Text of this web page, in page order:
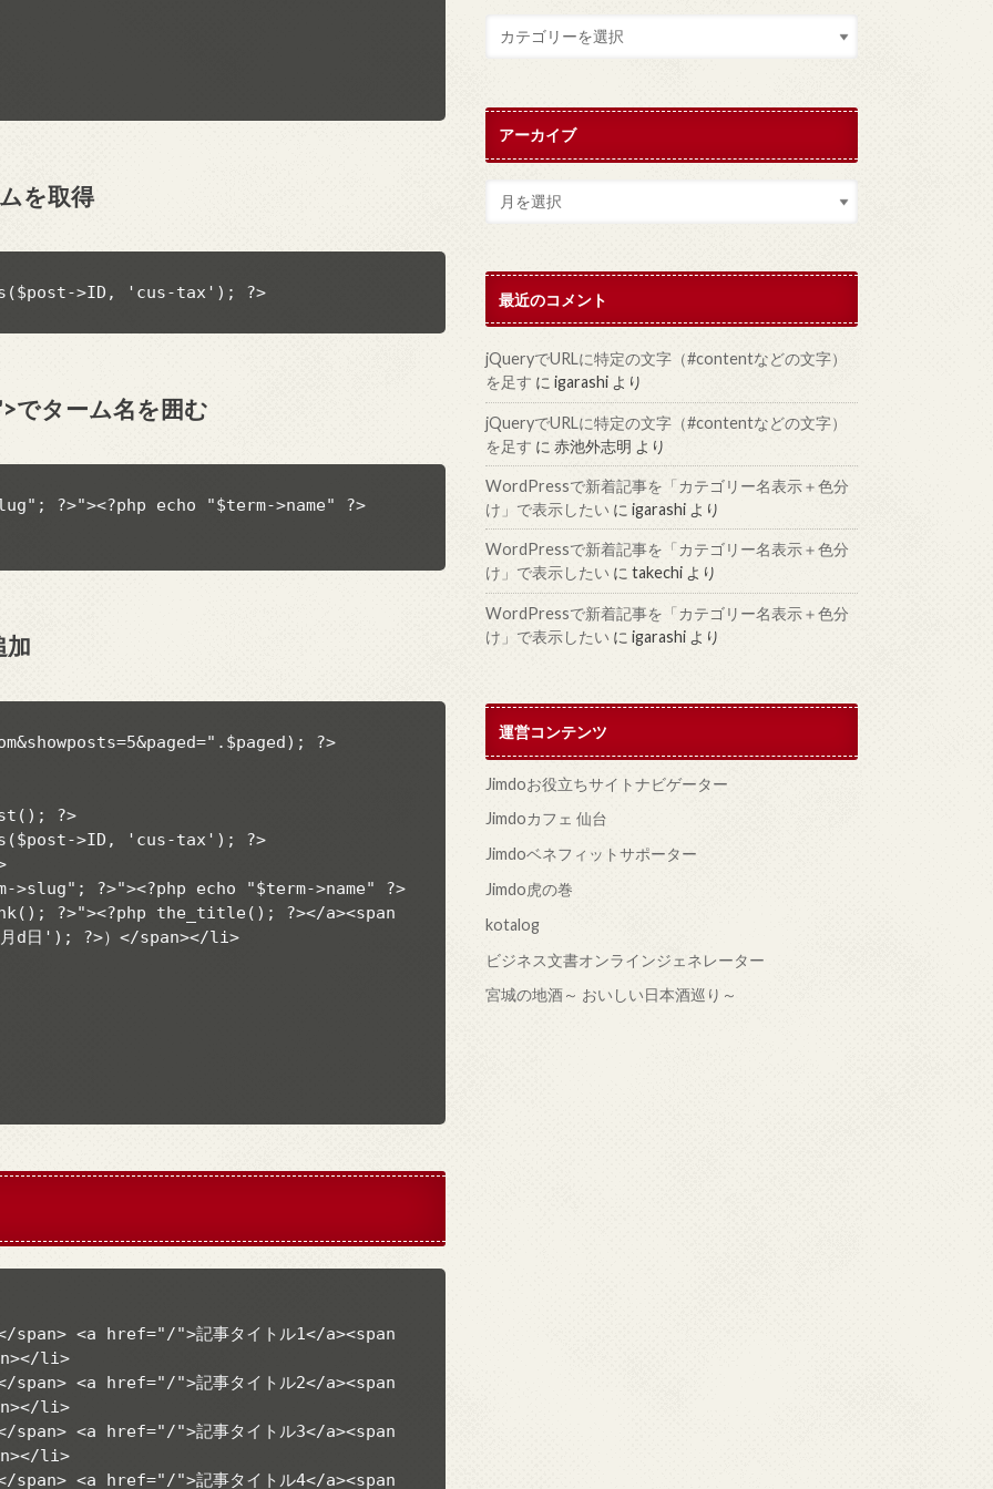
を取得
>ID, 'cus-tax'); ?>
でターム名を囲む
?>"><?php echo "$term->name" ?>
加
?>
?>
>ID, 'cus-tax'); ?>
?>"><?php echo "$term->name" ?>
?>"><?php the_title(); ?></a><span
月d日'); ?>）</span></li>
li>
li>
li>
アーカイブ
最近のコメント
jQueryでURLに特定の文字（#contentなどの文字）
を足す に igarashi より
jQueryでURLに特定の文字（#contentなどの文字）
を足す に 赤池外志明 より
WordPressで新着記事を「カテゴリー名表示＋色分
け」で表示したい に igarashi より
WordPressで新着記事を「カテゴリー名表示＋色分
け」で表示したい に takechi より
WordPressで新着記事を「カテゴリー名表示＋色分
け」で表示したい に igarashi より
運営コンテンツ
Jimdoお役立ちサイトナビゲーター
Jimdoカフェ 仙台
Jimdoベネフィットサポーター
Jimdo虎の巻
kotalog
ビジネス文書オンラインジェネレーター
宮城の地酒～ おいしい日本酒巡り～